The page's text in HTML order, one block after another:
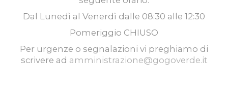
Dal Lunedì al Venerdì dalle 08:30 alle 12:30
Pomeriggio CHIUSO
Per urgenze o segnalazioni vi preghiamo di
scrivere ad amministrazione@gogoverde.it